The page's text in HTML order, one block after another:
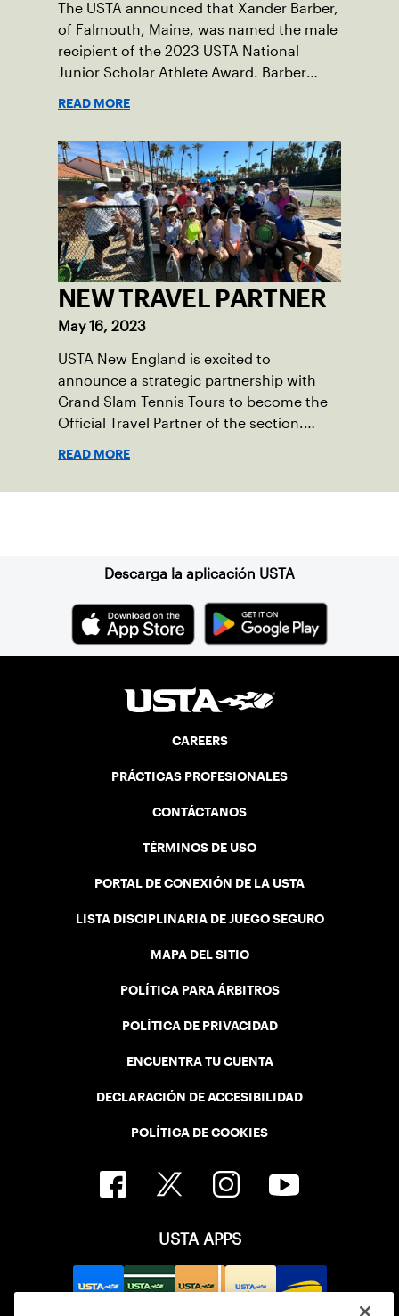
The USTA announced that Xander Barber,
of Falmouth, Maine, was named the male
recipient of the 2023 USTA National
Junior Scholar Athlete Award. Barber
His impact on the tennis court was felt
immediately as Barber led Falmouth to a
state championship and was named the
state’s Player of the Year.
READ MORE
NEW TRAVEL PARTNER
May 16, 2023
USTA New England is excited to
announce a strategic partnership with
Grand Slam Tennis Tours to become the
Official Travel Partner of the section.
fans for life through best-in-class
READ MORE
Descarga la aplicación USTA
CAREERS
PRÁCTICAS PROFESIONALES
CONTÁCTANOS
TÉRMINOS DE USO
PORTAL DE CONEXIÓN DE LA USTA
LISTA DISCIPLINARIA DE JUEGO SEGURO
MAPA DEL SITIO
POLÍTICA PARA ÁRBITROS
POLÍTICA DE PRIVACIDAD
ENCUENTRA TU CUENTA
DECLARACIÓN DE ACCESIBILIDAD
POLÍTICA DE COOKIES
USTA APPS